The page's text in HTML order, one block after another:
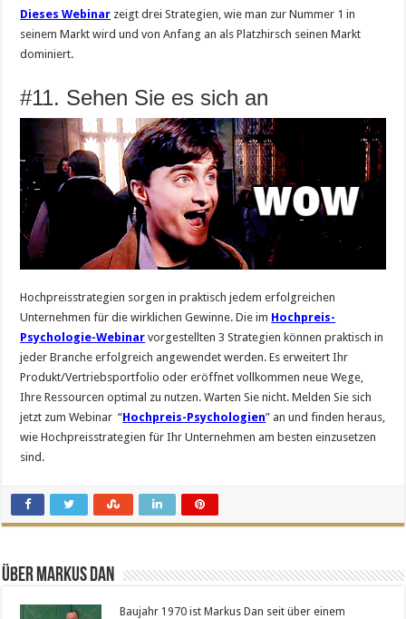
Dieses Webinar zeigt drei Strategien, wie man zur Nummer 1 in
seinem Markt wird und von Anfang an als Platzhirsch seinen Markt
dominiert.
#11. Sehen Sie es sich an
Hochpreisstrategien sorgen in praktisch jedem erfolgreichen
Unternehmen für die wirklichen Gewinne. Die im Hochpreis-
Psychologie-Webinar vorgestellten 3 Strategien können praktisch in
jeder Branche erfolgreich angewendet werden. Es erweitert Ihr
Produkt/Vertriebsportfolio oder eröffnet vollkommen neue Wege,
Ihre Ressourcen optimal zu nutzen. Warten Sie nicht. Melden Sie sich
jetzt zum Webinar “Hochpreis-Psychologien” an und finden heraus,
wie Hochpreisstrategien für Ihr Unternehmen am besten einzusetzen
sind.
Über Markus Dan
Baujahr 1970 ist Markus Dan seit über einem